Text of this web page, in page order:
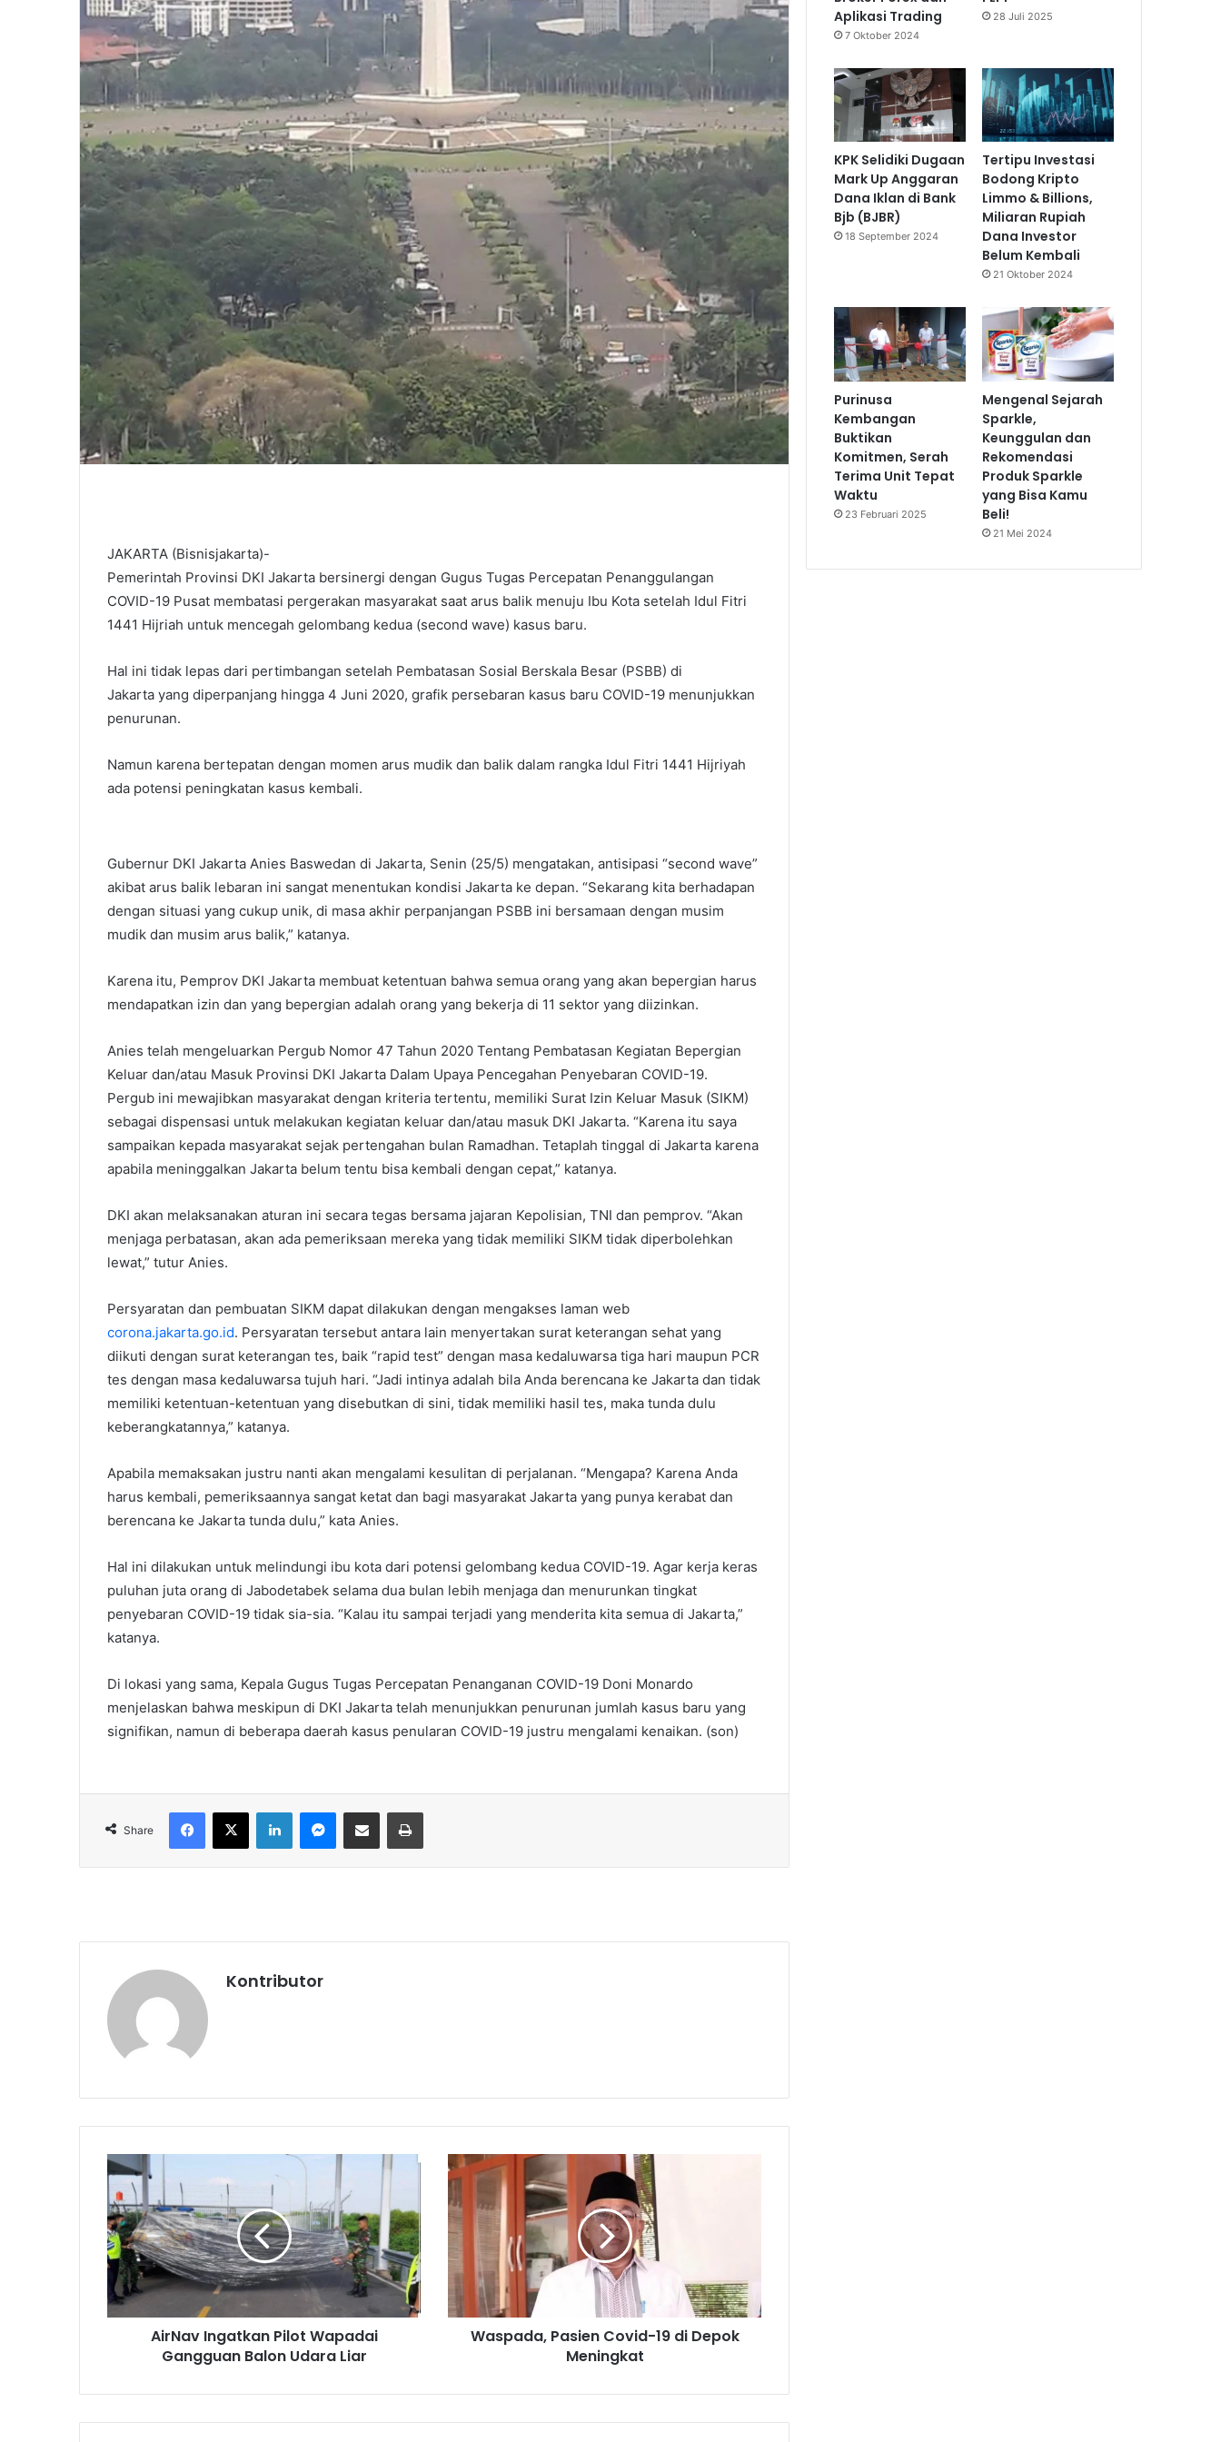
JAKARTA (Bisnisjakarta)-
Pemerintah Provinsi DKI Jakarta bersinergi dengan Gugus Tugas Percepatan Penanggulangan
COVID-19 Pusat membatasi pergerakan masyarakat saat arus balik menuju Ibu Kota setelah Idul Fitri
1441 Hijriah untuk mencegah gelombang kedua (second wave) kasus baru.
Hal ini tidak lepas dari pertimbangan setelah Pembatasan Sosial Berskala Besar (PSBB) di
Jakarta yang diperpanjang hingga 4 Juni 2020, grafik persebaran kasus baru COVID-19 menunjukkan
penurunan.
Namun karena bertepatan dengan momen arus mudik dan balik dalam rangka Idul Fitri 1441 Hijriyah
ada potensi peningkatan kasus kembali.
Gubernur DKI Jakarta Anies Baswedan di Jakarta, Senin (25/5) mengatakan, antisipasi “second wave”
akibat arus balik lebaran ini sangat menentukan kondisi Jakarta ke depan. “Sekarang kita berhadapan
dengan situasi yang cukup unik, di masa akhir perpanjangan PSBB ini bersamaan dengan musim
mudik dan musim arus balik,” katanya.
Karena itu, Pemprov DKI Jakarta membuat ketentuan bahwa semua orang yang akan bepergian harus
mendapatkan izin dan yang bepergian adalah orang yang bekerja di 11 sektor yang diizinkan.
Anies telah mengeluarkan Pergub Nomor 47 Tahun 2020 Tentang Pembatasan Kegiatan Bepergian
Keluar dan/atau Masuk Provinsi DKI Jakarta Dalam Upaya Pencegahan Penyebaran COVID-19.
Pergub ini mewajibkan masyarakat dengan kriteria tertentu, memiliki Surat Izin Keluar Masuk (SIKM)
sebagai dispensasi untuk melakukan kegiatan keluar dan/atau masuk DKI Jakarta. “Karena itu saya
sampaikan kepada masyarakat sejak pertengahan bulan Ramadhan. Tetaplah tinggal di Jakarta karena
apabila meninggalkan Jakarta belum tentu bisa kembali dengan cepat,” katanya.
DKI akan melaksanakan aturan ini secara tegas bersama jajaran Kepolisian, TNI dan pemprov. “Akan
menjaga perbatasan, akan ada pemeriksaan mereka yang tidak memiliki SIKM tidak diperbolehkan
lewat,” tutur Anies.
Persyaratan dan pembuatan SIKM dapat dilakukan dengan mengakses laman web
corona.jakarta.go.id. Persyaratan tersebut antara lain menyertakan surat keterangan sehat yang
diikuti dengan surat keterangan tes, baik “rapid test” dengan masa kedaluwarsa tiga hari maupun PCR
tes dengan masa kedaluwarsa tujuh hari. “Jadi intinya adalah bila Anda berencana ke Jakarta dan tidak
memiliki ketentuan-ketentuan yang disebutkan di sini, tidak memiliki hasil tes, maka tunda dulu
keberangkatannya,” katanya.
Apabila memaksakan justru nanti akan mengalami kesulitan di perjalanan. “Mengapa? Karena Anda
harus kembali, pemeriksaannya sangat ketat dan bagi masyarakat Jakarta yang punya kerabat dan
berencana ke Jakarta tunda dulu,” kata Anies.
Hal ini dilakukan untuk melindungi ibu kota dari potensi gelombang kedua COVID-19. Agar kerja keras
puluhan juta orang di Jabodetabek selama dua bulan lebih menjaga dan menurunkan tingkat
penyebaran COVID-19 tidak sia-sia. “Kalau itu sampai terjadi yang menderita kita semua di Jakarta,”
katanya.
Di lokasi yang sama, Kepala Gugus Tugas Percepatan Penanganan COVID-19 Doni Monardo
menjelaskan bahwa meskipun di DKI Jakarta telah menunjukkan penurunan jumlah kasus baru yang
signifikan, namun di beberapa daerah kasus penularan COVID-19 justru mengalami kenaikan. (son)
Share
Kontributor
A
r
N
a
v
n
g
a
AirNav Ingatkan Pilot Wapadai
Gangguan Balon Udara Liar
W
a
s
p
d
P
e
Waspada, Pasien Covid-19 di Depok
Meningkat
Aplikasi Trading
7 Oktober 2024
28 Juli 2025
KPK Selidiki Dugaan
Mark Up Anggaran
Dana Iklan di Bank
Bjb (BJBR)
18 September 2024
Tertipu Investasi
Bodong Kripto
Limmo & Billions,
Miliaran Rupiah
Dana Investor
Belum Kembali
21 Oktober 2024
Purinusa
Kembangan
Buktikan
Komitmen, Serah
Terima Unit Tepat
Waktu
23 Februari 2025
Mengenal Sejarah
Sparkle,
Keunggulan dan
Rekomendasi
Produk Sparkle
yang Bisa Kamu
Beli!
21 Mei 2024